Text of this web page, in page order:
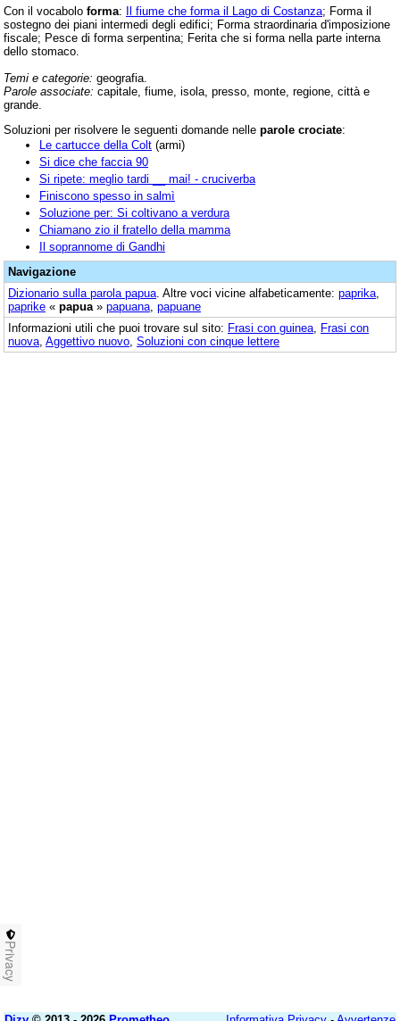
Con il vocabolo forma: Il fiume che forma il Lago di Costanza; Forma il
sostegno dei piani intermedi degli edifici; Forma straordinaria d'imposizione
fiscale; Pesce di forma serpentina; Ferita che si forma nella parte interna
dello stomaco.
Temi e categorie: geografia.
Parole associate: capitale, fiume, isola, presso, monte, regione, città e
grande.
Soluzioni per risolvere le seguenti domande nelle parole crociate:
Le cartucce della Colt (armi)
Si dice che faccia 90
Si ripete: meglio tardi __ mai! - cruciverba
Finiscono spesso in salmì
Soluzione per: Si coltivano a verdura
Chiamano zio il fratello della mamma
Il soprannome di Gandhi
Navigazione
Dizionario sulla parola papua . Altre voci vicine alfabeticamente: paprika
paprike « papua » papuana papuane
Informazioni utili che puoi trovare sul sito: Frasi con guinea Frasi con
nuova Aggettivo nuovo Soluzioni con cinque lettere
Privacy